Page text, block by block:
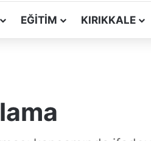
EĞITIM KIRIKKALE